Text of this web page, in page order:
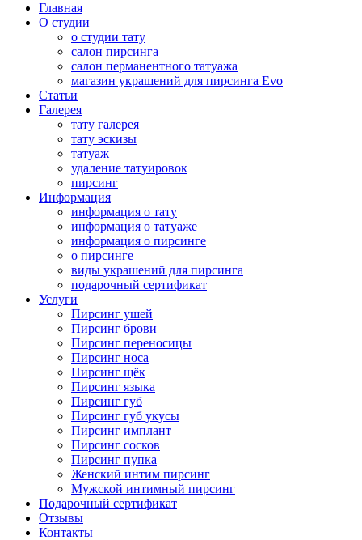
Главная
О студии
о студии тату
салон пирсинга
салон перманентного татуажа
магазин украшений для пирсинга Evo
Статьи
Галерея
тату галерея
тату эскизы
татуаж
удаление татуировок
пирсинг
Информация
информация о тату
информация о татуаже
информация о пирсинге
о пирсинге
виды украшений для пирсинга
подарочный сертификат
Услуги
Пирсинг ушей
Пирсинг брови
Пирсинг переносицы
Пирсинг носа
Пирсинг щёк
Пирсинг языка
Пирсинг губ
Пирсинг губ укусы
Пирсинг имплант
Пирсинг сосков
Пирсинг пупка
Женский интим пирсинг
Мужской интимный пирсинг
Подарочный сертификат
Отзывы
Контакты